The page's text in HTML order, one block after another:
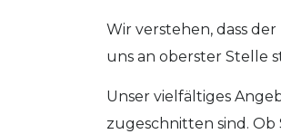
Wir verstehen, dass
uns an oberster Stelle
Unser vielfältiges
zugeschnitten sind.